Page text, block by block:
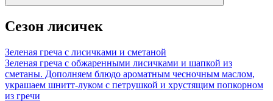
Сезон лисичек
Зеленая греча с лисичками и сметаной
Зеленая греча с обжаренными лисичками и шапкой из
сметаны. Дополняем блюдо ароматным чесночным маслом,
украшаем шнитт-луком с петрушкой и хрустящим попкорном
из гречи